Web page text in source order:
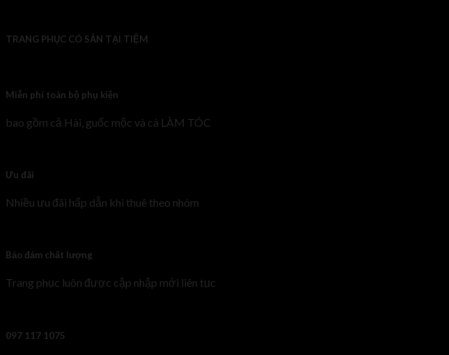
TRANG PHỤC CÓ SẴN TẠI TIỆM
Miễn phí toàn bộ phụ kiện
bao gồm cả Hài, guốc mộc và cà LÀM TÓC
Ưu đãi
Nhiều ưu đãi hấp dẫn khi thuê theo nhóm
Bảo đảm chất lượng
Trang phục luôn được cập nhập mới liên tục
097 117 1075